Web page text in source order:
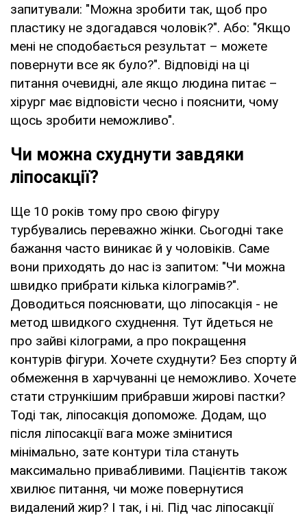
запитували: "Можна зробити так, щоб про
пластику не здогадався чоловік?". Або: "Якщо
мені не сподобається результат – можете
повернути все як було?". Відповіді на ці
питання очевидні, але якщо людина питає –
хірург має відповісти чесно і пояснити, чому
щось зробити неможливо".
Чи можна схуднути завдяки
ліпосакції?
Ще 10 років тому про свою фігуру
турбувались переважно жінки. Сьогодні таке
бажання часто виникає й у чоловіків. Саме
вони приходять до нас із запитом: "Чи можна
швидко прибрати кілька кілограмів?".
Доводиться пояснювати, що ліпосакція - не
метод швидкого схуднення. Тут йдеться не
про зайві кілограми, а про покращення
контурів фігури. Хочете схуднути? Без спорту й
обмеження в харчуванні це неможливо. Хочете
стати стрункішим прибравши жирові пастки?
Тоді так, ліпосакція допоможе. Додам, що
після ліпосакції вага може змінитися
мінімально, зате контури тіла стануть
максимально привабливими. Пацієнтів також
хвилює питання, чи може повернутися
видалений жир? І так, і ні. Під час ліпосакції